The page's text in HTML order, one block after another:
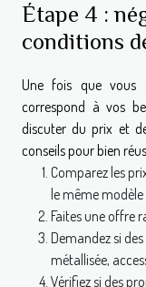
Étape 4 :
conditions
Une fois que vous
correspond à vos
discuter du prix et
conseils pour bien
Comparez les
le même modèle
Faites une offre
Demandez si
métallisée,
Vérifiez si des